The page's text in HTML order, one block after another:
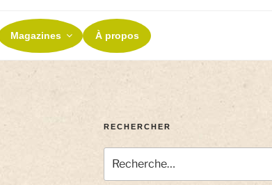
Magazines À propos
RECHERCHER